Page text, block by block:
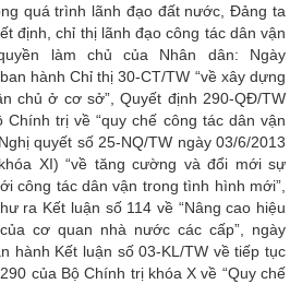
quá trình lãnh đạo đất nước, Đảng ta
định, chỉ thị lãnh đạo công tác dân vận
làm chủ của Nhân dân: Ngày
hành Chỉ thị 30-CT/TW “về xây dựng
chủ ở cơ sở”, Quyết định 290-QĐ/TW
Chính trị về “quy chế công tác dân vận
quyết số 25-NQ/TW ngày 03/6/2013
XI) “về tăng cường và đổi mới sự
công tác dân vận trong tình hình mới”,
ra Kết luận số 114 về “Nâng cao hiệu
cơ quan nhà nước các cấp”, ngày
hành Kết luận số 03-KL/TW về tiếp tục
của Bộ Chính trị khóa X về “Quy chế